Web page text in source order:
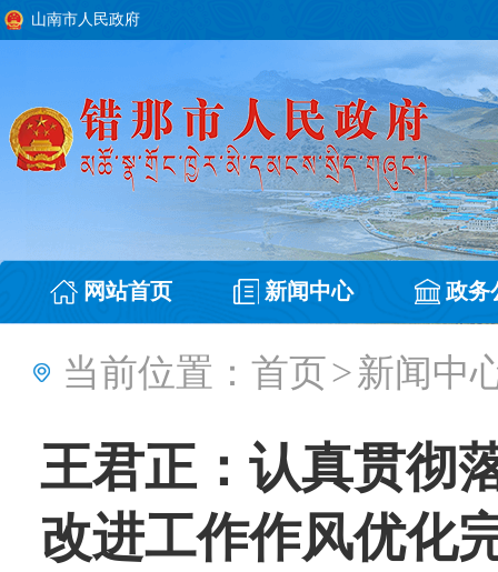
山南市人民政府
网站首页 新闻中心 政务
当前位置： 首页>新闻中
王君正：认真贯彻
改进工作作风优化